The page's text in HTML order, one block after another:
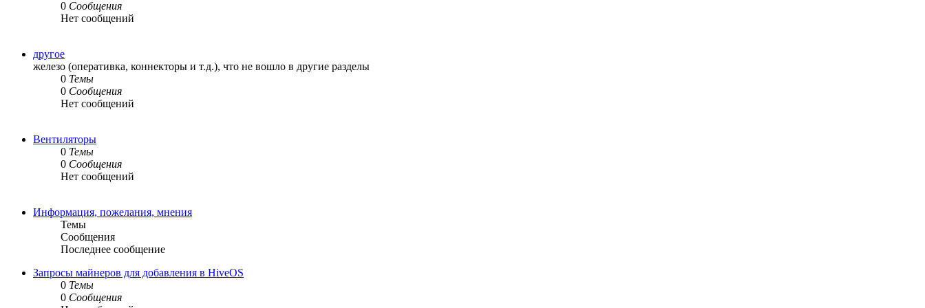
0 Сообщения
Нет сообщений
другое
железо (оперативка, коннекторы и т.д.), что не вошло в другие разделы
0 Темы
0 Сообщения
Нет сообщений
Вентиляторы
0 Темы
0 Сообщения
Нет сообщений
Информация, пожелания, мнения
Темы
Сообщения
Последнее сообщение
Запросы майнеров для добавления в HiveOS
0 Темы
0 Сообщения